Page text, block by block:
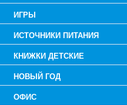
ИГРЫ
ИСТОЧНИКИ ПИТАНИЯ
КНИЖКИ ДЕТСКИЕ
НОВЫЙ ГОД
ОФИС